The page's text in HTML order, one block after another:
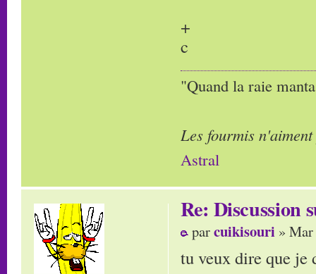
+
c
"Quand la raie
Les fourmis
Astral
Re: Discussion
parcuikisouri »
tu veux dire que je